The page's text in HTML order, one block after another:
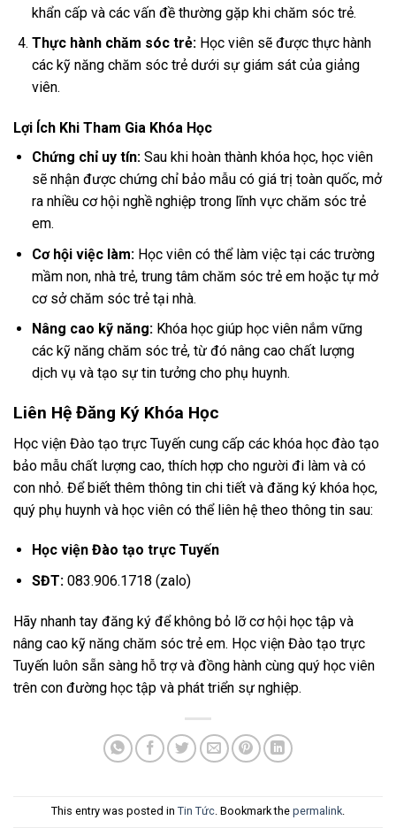
khẩn cấp và các vấn đề thường gặp khi chăm sóc trẻ.
Thực hành chăm sóc trẻ:Học viên sẽ được thực hành
các kỹ năng chăm sóc trẻ dưới sự giám sát của giảng
viên.
Lợi Ích Khi Tham Gia Khóa Học
Chứng chỉ uy tín:Sau khi hoàn thành khóa học, học viên
sẽ nhận được chứng chỉ bảo mẫu có giá trị toàn quốc, mở
ra nhiều cơ hội nghề nghiệp trong lĩnh vực chăm sóc trẻ
em.
Cơ hội việc làm:Học viên có thể làm việc tại các trường
mầm non, nhà trẻ, trung tâm chăm sóc trẻ em hoặc tự mở
cơ sở chăm sóc trẻ tại nhà.
Nâng cao kỹ năng:Khóa học giúp học viên nắm vững
các kỹ năng chăm sóc trẻ, từ đó nâng cao chất lượng
dịch vụ và tạo sự tin tưởng cho phụ huynh.
Liên Hệ Đăng Ký Khóa Học
Học viện Đào tạo trực Tuyến cung cấp các khóa học đào tạo
bảo mẫu chất lượng cao, thích hợp cho người đi làm và có
con nhỏ. Để biết thêm thông tin chi tiết và đăng ký khóa học,
quý phụ huynh và học viên có thể liên hệ theo thông tin sau:
Học viện Đào tạo trực Tuyến
SĐT:083.906.1718 (zalo)
Hãy nhanh tay đăng ký để không bỏ lỡ cơ hội học tập và
nâng cao kỹ năng chăm sóc trẻ em. Học viện Đào tạo trực
Tuyến luôn sẵn sàng hỗ trợ và đồng hành cùng quý học viên
trên con đường học tập và phát triển sự nghiệp.
This entry was posted in Tin Tức. Bookmark the permalink.